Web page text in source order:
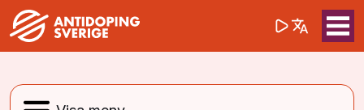
Sök på(opens in a